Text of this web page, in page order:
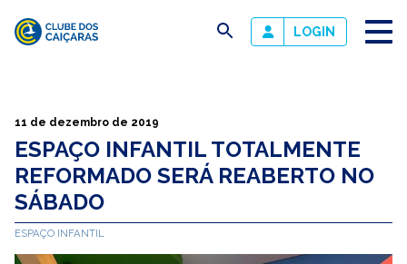
Caiçaras
busca LOGIN
11 de dezembro de 2019
ESPAÇO INFANTIL TOTALMENTE
REFORMADO SERÁ REABERTO NO
SÁBADO
ESPAÇO INFANTIL